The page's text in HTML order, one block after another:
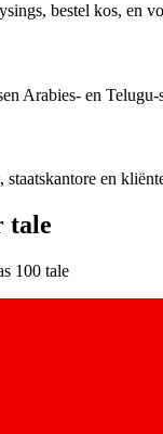
bestel kos, en
Arabies- en
en
tale
100 tale